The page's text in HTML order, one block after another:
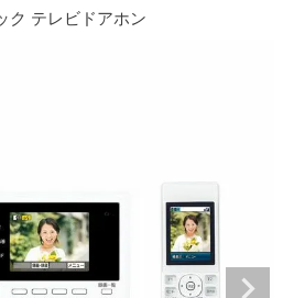
ク テレビドアホン